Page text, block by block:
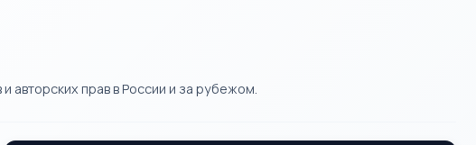
авторских прав в России и за рубежом.